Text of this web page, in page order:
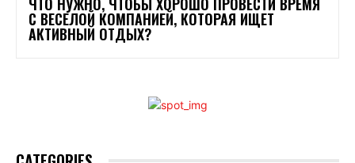
С ВЕСЕЛОЙ КОМПАНИЕЙ, КОТОРАЯ ИЩЕТ
АКТИВНЫЙ ОТДЫХ?